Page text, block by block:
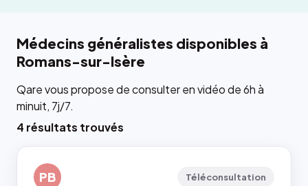
Médecins généralistes disponibles à
Romans-sur-Isère
Qare vous propose de consulter en vidéo de 6h à
minuit, 7j/7.
4 résultats trouvés
PB Téléconsultation